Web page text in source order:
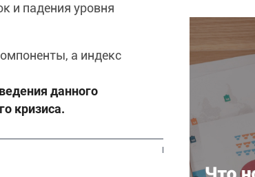
и падения уровня
а индекс
данного
кризиса.